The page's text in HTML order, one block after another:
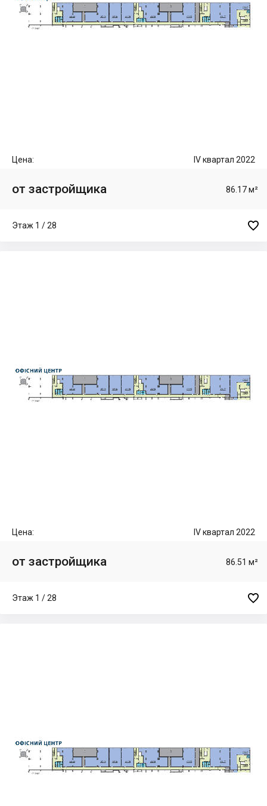
Цена: IV квартал 2022
от застройщика 86.17 м²
Этаж 1 / 28 
Цена: IV квартал 2022
от застройщика 86.51 м²
Этаж 1 / 28 